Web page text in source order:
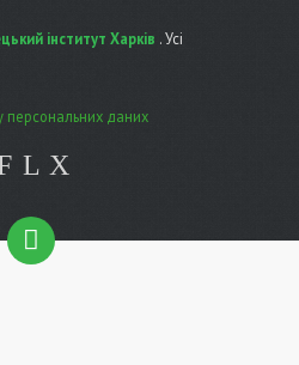
інститут Харків . Усі
персональних даних
L X